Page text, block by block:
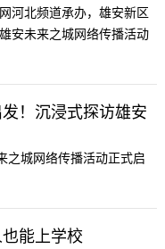
河北频道承办，雄安新区
安未来之城网络传播活动
！沉浸式探访雄安
之城网络传播活动正式启
能上学校